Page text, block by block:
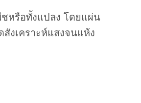
หรือทั้งแปลง โดยแผ่น
งเคราะห์แสงจนแห้ง